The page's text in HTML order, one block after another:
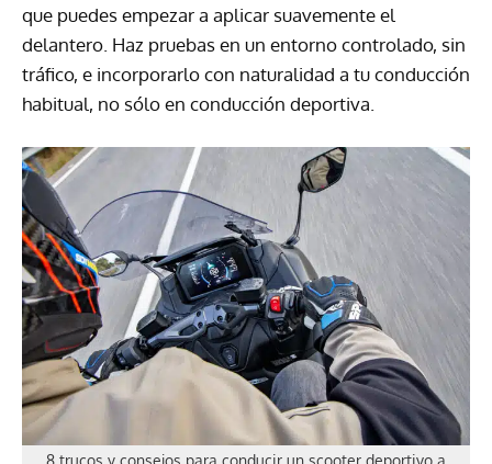
que puedes empezar a aplicar suavemente el
delantero. Haz pruebas en un entorno controlado, sin
tráfico, e incorporarlo con naturalidad a tu conducción
habitual, no sólo en conducción deportiva.